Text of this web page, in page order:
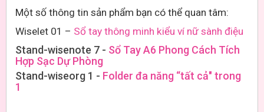
Một số thông tin sản phẩm bạn có thể quan tâm:
Wiselet 01 – Sổ tay thông minh kiểu ví nữ sành điệu
Stand-wisenote 7 - Sổ Tay A6 Phong Cách Tích
Hợp Sạc Dự Phòng
Stand-wiseorg 1 - Folder đa năng “tất cả" trong
1